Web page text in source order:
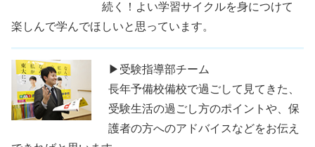
続く！よい学習サイクルを身につけて
楽しんで学んでほしいと思っています。
▶受験指導部チーム
長年予備校備校で過ごして見てきた、
受験生活の過ごし方のポイントや、保
護者の方へのアドバイスなどをお伝え